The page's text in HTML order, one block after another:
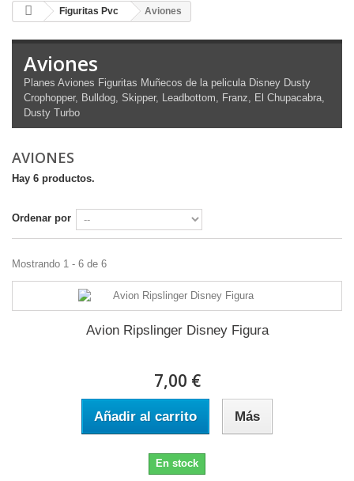
Figuritas Pvc Aviones
Aviones
Planes Aviones Figuritas Muñecos de la pelicula Disney Dusty
Crophopper, Bulldog, Skipper, Leadbottom, Franz, El Chupacabra,
Dusty Turbo
AVIONES
Hay 6 productos.
Ordenar por
Mostrando 1 - 6 de 6
Avion Ripslinger Disney Figura
7,00 €
Añadir al carrito Más
En stock